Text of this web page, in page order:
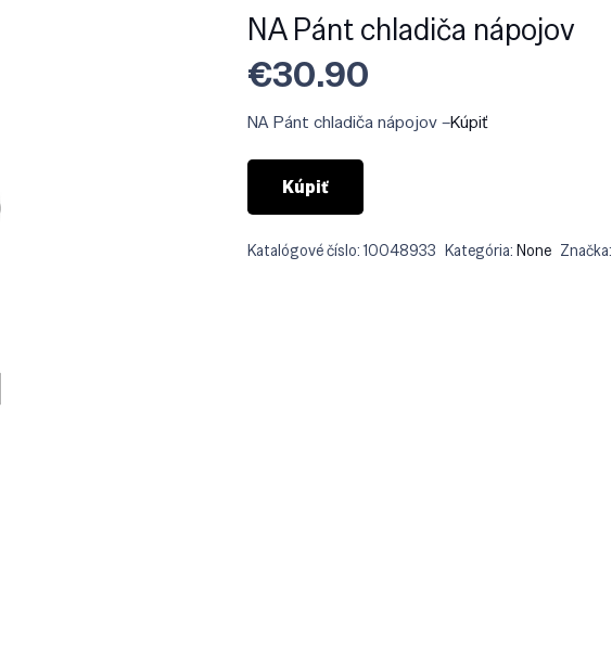
NA Pánt chladiča nápojov
€30.90
NA Pánt chladiča nápojov –Kúpiť
Kúpiť
Katalógové číslo:10048933 Kategória:None Značka: